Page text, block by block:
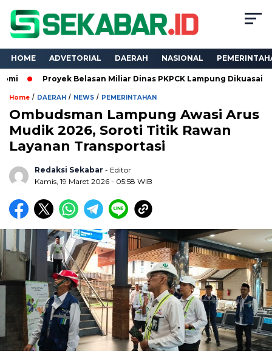
HOME ADVETORIAL DAERAH NASIONAL
Belasan Miliar Dinas PKPCK Lampung Dikuasai Tiga
Home / DAERAH / NEWS / PEMERINTAHAN
Ombudsman Lampung Awasi Arus
Mudik 2026, Soroti Titik Rawan
Layanan Transportasi
Redaksi Sekabar - Editor
Kamis, 19 Maret 2026 - 05:58 WIB